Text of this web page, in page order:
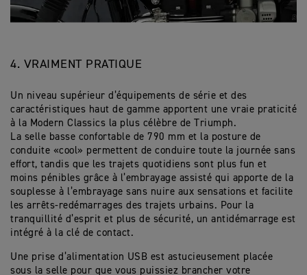
4. VRAIMENT PRATIQUE
Un niveau supérieur d’équipements de série et des
caractéristiques haut de gamme apportent une vraie praticité
à la Modern Classics la plus célèbre de Triumph.
La selle basse confortable de 790 mm et la posture de
conduite «cool» permettent de conduire toute la journée sans
effort, tandis que les trajets quotidiens sont plus fun et
moins pénibles grâce à l’embrayage assisté qui apporte de la
souplesse à l’embrayage sans nuire aux sensations et facilite
les arrêts-redémarrages des trajets urbains. Pour la
tranquillité d’esprit et plus de sécurité, un antidémarrage est
intégré à la clé de contact.
Une prise d’alimentation USB est astucieusement placée
sous la selle pour que vous puissiez brancher votre